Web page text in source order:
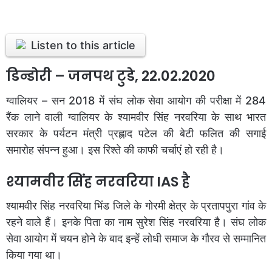
Listen to this article
डिन्डोरी – जनपथ टुडे, 22.02.2020
ग्वालियर – सन 2018 में संघ लोक सेवा आयोग की परीक्षा में 284
रैंक लाने वाली ग्वालियर के श्यामवीर सिंह नरवरिया के साथ भारत
सरकार के पर्यटन मंत्री प्रह्लाद पटेल की बेटी फलित की सगाई
समारोह संपन्न हुआ। इस रिश्ते की काफी चर्चाएं हो रही है।
श्यामवीर सिंह नरवरिया IAS है
श्यामवीर सिंह नरवरिया भिंड जिले के गोरमी क्षेत्र के प्रतापपुरा गांव के
रहने वाले हैं। इनके पिता का नाम सुरेश सिंह नरवरिया है। संघ लोक
सेवा आयोग में चयन होने के बाद इन्हें लोधी समाज के गौरव से सम्मानित
किया गया था।